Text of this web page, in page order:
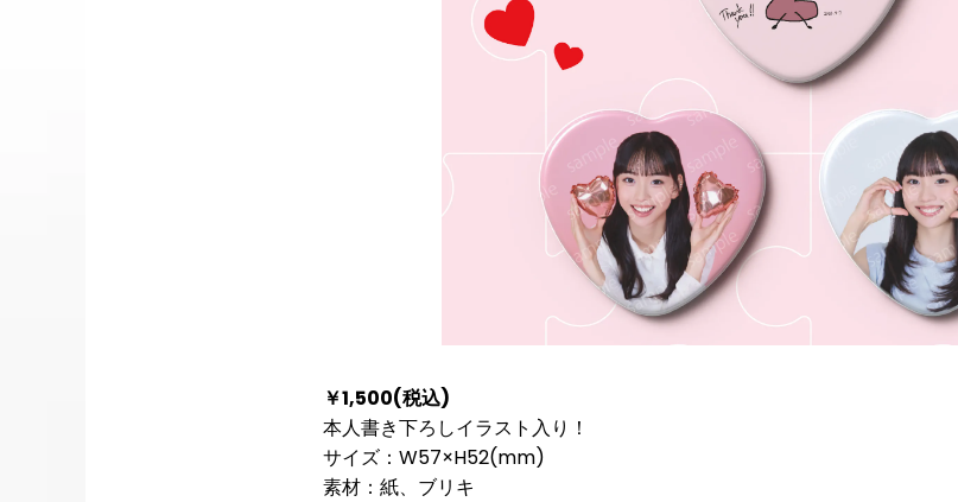
￥1,500(税込)
本人書き下ろしイラスト入り！
サイズ：W57×H52(mm)
素材：紙、ブリキ